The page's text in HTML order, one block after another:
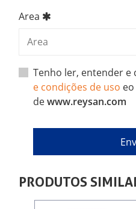
Area
Tenho ler, entender
e condições de uso eo
dewww.reysan.com
PRODUTOS